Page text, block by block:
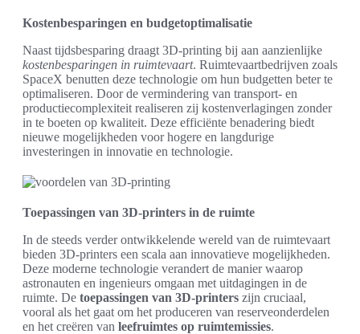
Kostenbesparingen en budgetoptimalisatie
Naast tijdsbesparing draagt 3D-printing bij aan aanzienlijke
kostenbesparingen in ruimtevaart. Ruimtevaartbedrijven zoals
SpaceX benutten deze technologie om hun budgetten beter te
optimaliseren. Door de vermindering van transport- en
productiecomplexiteit realiseren zij kostenverlagingen zonder
in te boeten op kwaliteit. Deze efficiënte benadering biedt
nieuwe mogelijkheden voor hogere en langdurige
investeringen in innovatie en technologie.
Toepassingen van 3D-printers in de ruimte
In de steeds verder ontwikkelende wereld van de ruimtevaart
bieden 3D-printers een scala aan innovatieve mogelijkheden.
Deze moderne technologie verandert de manier waarop
astronauten en ingenieurs omgaan met uitdagingen in de
ruimte. De toepassingen van 3D-printers zijn cruciaal,
vooral als het gaat om het produceren van reserveonderdelen
en het creëren van leefruimtes op ruimtemissies.